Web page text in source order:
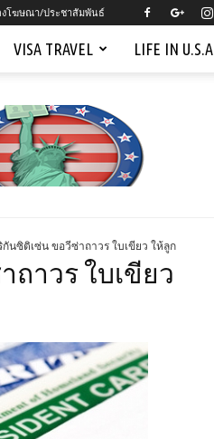
โฆษณา/ประชาสัมพันธ์
VISA TRAVEL LIFE IN U.S.A
Mygreencardus.com
–
นซิติเซ่น ขอวีซ่าถาวร ใบเขียว ให้ลูก
าวร ใบเขียว